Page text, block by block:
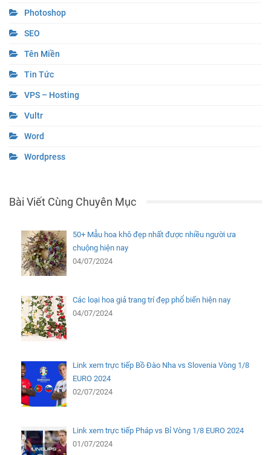
Photoshop
SEO
Tên Miền
Tin Tức
VPS – Hosting
Vultr
Word
Wordpress
Bài Viết Cùng Chuyên Mục
50+ Mẫu hoa khô đẹp nhất được nhiều người ưa
chuộng hiện nay
04/07/2024
Các loại hoa giả trang trí đẹp phổ biến hiện nay
04/07/2024
Link xem trực tiếp Bồ Đào Nha vs Slovenia Vòng 1/8
EURO 2024
02/07/2024
Link xem trực tiếp Pháp vs Bỉ Vòng 1/8 EURO 2024
01/07/2024